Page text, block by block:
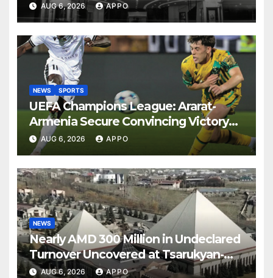
AUG 6, 2026 APPO
NEWS SPORTS
UEFA Champions League: Ararat-
Armenia Secure Convincing Victory
Over Shamrock Rovers 2-0
AUG 6, 2026 APPO
NEWS
Nearly AMD 300 Million in Undeclared
Turnover Uncovered at Tsarukyan-
Owned Entertainment Center
AUG 6, 2026 APPO